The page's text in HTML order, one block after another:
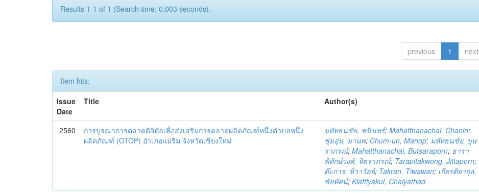
Results 1-1 of 1 (Search time: 0.003 seconds).
previous 1 next
Item hits:
Issue
Date
Title Author(s)
2560
การบูรณาการตลาดดิจิทัลเพื่อส่งเสริมการตลาดผลิตภัณฑ์หนึ่งตำบลหนึ่ง
ผลิตภัณฑ์ (OTOP) อำเภอแม่ริม จังหวัดเชียงใหม่
มหัทธนชัย, ชนินทร์;Mahatthanachai, Chanin;
ชุ่มอุ่น, มานพ; Chum-un, Manop; มหัทธนชัย, บุษ
ราภรณ์;Mahatthanachai, Butsaraporn; ธารา
พิทักษ์วงศ์, จิตราภรณ์; Tarapitakwong, Jittaporn;
ต๊ะการ, ทิวาวัลย์; Takran, Tiwawan; เกียรติยากุล,
ชัยทัศน์;Kiattiyakul, Chaiyathad